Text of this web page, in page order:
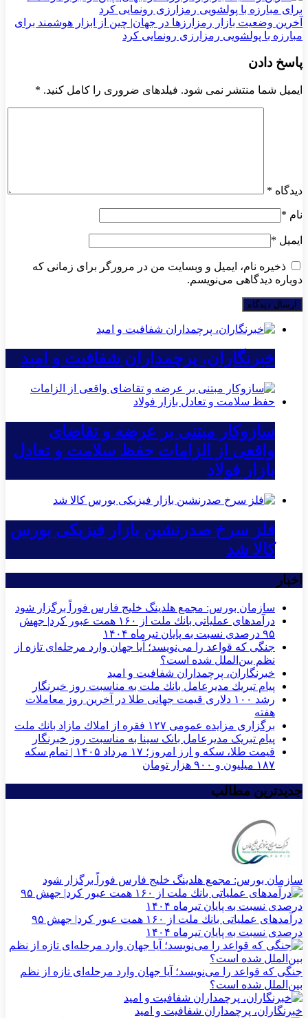
آخرین وضعیت بازار رمزارزها در جهان| چین از ابزار هوشمند برای
مبارزه با پولشویی رمزارزی رونمایی کرد
پاسخ دادن
ایمیل شما منتشر نمی شود. فیلدهای ضروری را کامل کنید. *
دیدگاه *
نام *
ایمیل *
ذخیره نام، ایمیل و وبسایت من در مرورگر برای زمانی که
دوباره دیدگاهی می‌نویسم.
خبرنگاران، پرچمداران شفافیت و امید
سازوکار مبتنی بر عرضه و تقاضای
واقعی از الزامات حفظ سلامت و تعادل
بازار فولاد
فلز سرخ صدرنشین بازار فیزیکی بورس
کالا شد
اخبار
سازمان بورس: مجمع هلدینگ خلیج فارس فوراً برگزار شود
درآمدهای عملیاتی بانك ملت از ۱۶۰ همت عبور كرد| جهش
۹۵ درصدی نسبت به پایان تیرماه ۱۴۰۴
جنگی که قواعد را می‌نویسد؛ آیا جهان وارد مرحله‌ای تازه از
نظم بین‌الملل شده است؟
خبرنگاران، پرچمداران شفافیت و امید
پیام تبریك مدیرعامل بانك ملت به مناسبت روز خبرنگار
رشد ۱۰۰ دلاری قیمت جهانی طلا در آخرین روز معاملات
هفته
برگزاری مزایده عمومی ۱۲۷ فقره از املاك مازاد بانك ملت
پیام تبریک مدیرعامل بانک سینا به مناسبت روز خبرنگار
قیمت طلا، سکه و ارز امروز؛ ۱۷ مرداد ۱۴۰۵ | تمام سکه
۱۸۷ میلیون و ۹۰۰ هزار تومان
جدیدترین مطالب
سازمان بورس: مجمع هلدینگ خلیج فارس فوراً برگزار شود
درآمدهای عملیاتی بانك ملت از ۱۶۰ همت عبور كرد| جهش ۹۵
درصدی نسبت به پایان تیرماه ۱۴۰۴
جنگی که قواعد را می‌نویسد؛ آیا جهان وارد مرحله‌ای تازه از نظم
بین‌الملل شده است؟
خبرنگاران، پرچمداران شفافیت و امید